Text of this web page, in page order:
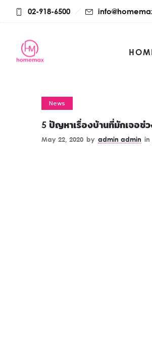
02-918-6500
News
5 ปัญหาเรื่องบ้านที่มักเจอช่
May 22, 2020 by admin admin in